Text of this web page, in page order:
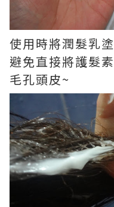
使用時將潤髮乳
避免直接將護髮
毛孔頭皮~